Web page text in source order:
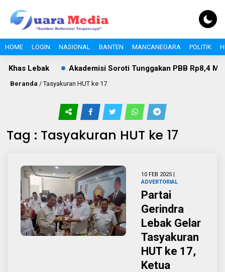
HOME LOGIN NASIONAL BANTEN MANCANEGARA POLITIK
Khas Lebak Akademisi Soroti Tunggakan PBB Rp8,4
Beranda /Tasyakuran HUT ke 17
Tag : Tasyakuran HUT ke 17
10 FEB 2025 |
ADVERTORIAL
Partai
Gerindra
Lebak Gelar
Tasyakuran
HUT ke 17,
Ketua